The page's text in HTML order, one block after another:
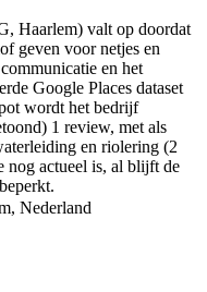
Haarlem) valt op doordat
geven voor netjes en
en het
Google Places dataset
wordt het bedrijf
1 review, met als
en riolering (2
nog actueel is, al blijft de
Nederland